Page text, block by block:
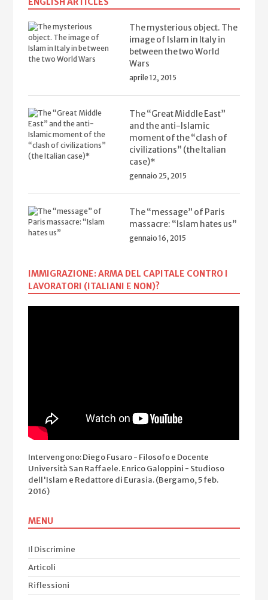
The mysterious object. The
image of Islam in Italy in
between the two World
Wars
aprile 12, 2015
The “Great Middle East”
and the anti-Islamic
moment of the “clash of
civilizations” (the Italian
case)*
gennaio 25, 2015
The “message” of Paris
massacre: “Islam hates us”
gennaio 16, 2015
IMMIGRAZIONE: ARMA DEL CAPITALE CONTRO I
LAVORATORI (ITALIANI E NON)?
Intervengono: Diego Fusaro - Filosofo e Docente
Università San Raffaele. Enrico Galoppini - Studioso
dell'Islam e Redattore di Eurasia. (Bergamo, 5 feb.
2016)
MENU
Il Discrimine
Articoli
Riflessioni